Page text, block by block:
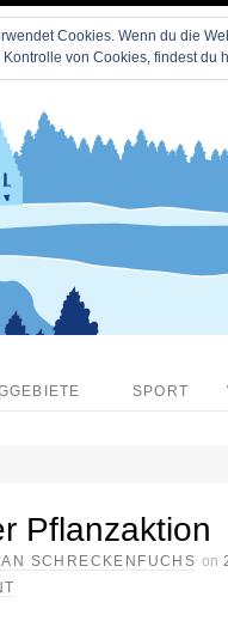
SPORT
Pflanzaktion
SCHRECKENFUCHS on
Cookies. Wenn du die
von Cookies, findest du